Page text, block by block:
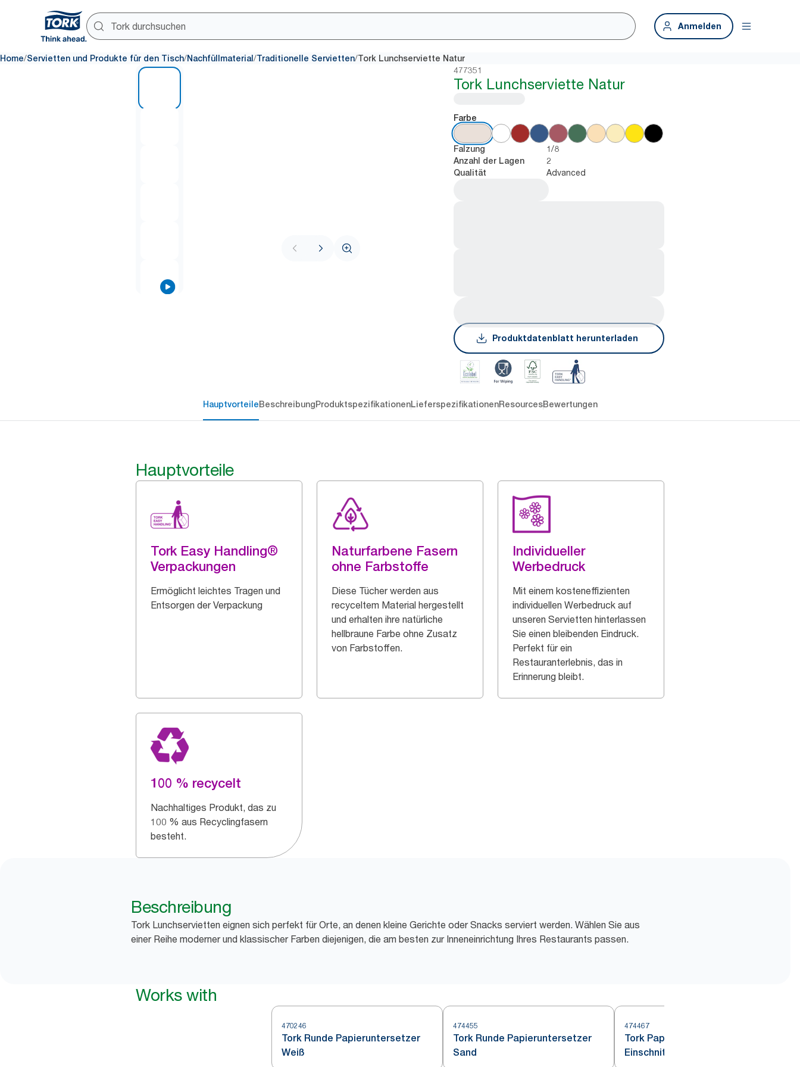
Anmelden
Home/Servietten und Produkte für den Tisch/Nachfüllmaterial/Traditionelle Servietten/Tork Lunchserviette Natur
477351
Tork Lunchserviette Natur
Farbe
Falzung 1/8
Anzahl der Lagen 2
Qualität Advanced
Produktdatenblatt herunterladen
HauptvorteileBeschreibungProduktspezifikationenLieferspezifikationenResourcesBewertungen
Hauptvorteile
Tork Easy Handling®
Verpackungen
Ermöglicht leichtes Tragen und
Entsorgen der Verpackung
Naturfarbene Fasern
ohne Farbstoffe
Diese Tücher werden aus
recyceltem Material hergestellt
und erhalten ihre natürliche
hellbraune Farbe ohne Zusatz
von Farbstoffen.
Individueller
Werbedruck
Mit einem kosteneffizienten
individuellen Werbedruck auf
unseren Servietten hinterlassen
Sie einen bleibenden Eindruck.
Perfekt für ein
Restauranterlebnis, das in
Erinnerung bleibt.
100 % recycelt
Nachhaltiges Produkt, das zu
100 % aus Recyclingfasern
besteht.
Beschreibung
Tork Lunchservietten eignen sich perfekt für Orte, an denen kleine Gerichte oder Snacks serviert werden. Wählen Sie aus
einer Reihe moderner und klassischer Farben diejenigen, die am besten zur Inneneinrichtung Ihres Restaurants passen.
Works with
470246
Tork Runde Papieruntersetzer
Weiß
474455
Tork Runde Papieruntersetzer
Sand
474467
Tork Papieruntersetzer Weiß mit
Einschnitt